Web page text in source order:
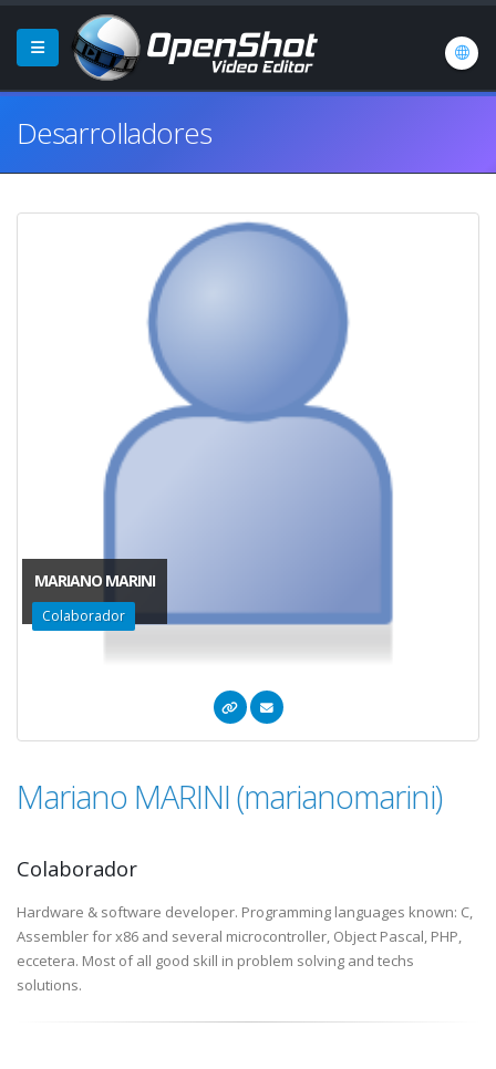
Desarrolladores
MARIANO MARINI
Colaborador
Mariano MARINI (marianomarini)
Colaborador
Hardware & software developer. Programming languages known: C,
Assembler for x86 and several microcontroller, Object Pascal, PHP,
eccetera. Most of all good skill in problem solving and techs
solutions.